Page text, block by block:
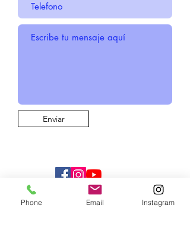
Enviar
Phone Email Instagram